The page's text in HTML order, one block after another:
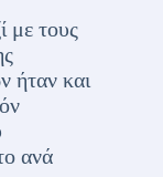
με τους
ήταν και
ανά